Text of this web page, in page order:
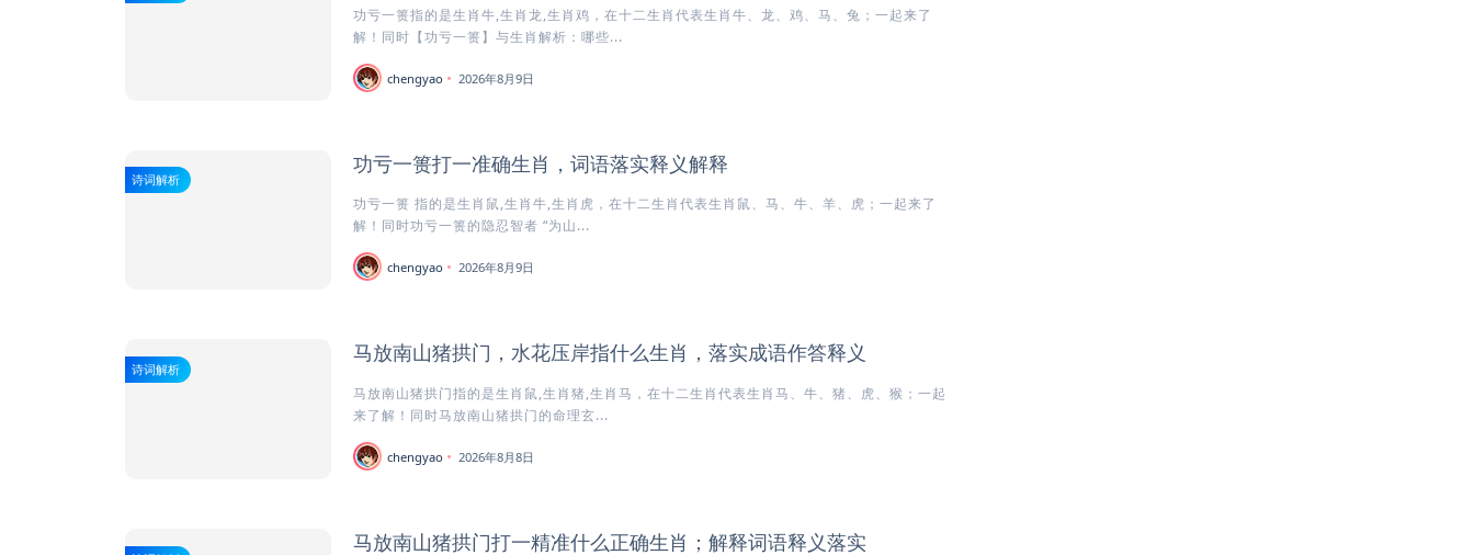
功亏一篑指的是生肖牛,生肖龙,生肖鸡，在十二生肖代表生肖牛、龙、鸡、马、兔；一起来了
解！同时【功亏一篑】与生肖解析：哪些...
chengyao 2026年8月9日
诗词解析
功亏一篑打一准确生肖，词语落实释义解释
功亏一篑 指的是生肖鼠,生肖牛,生肖虎，在十二生肖代表生肖鼠、马、牛、羊、虎；一起来了
解！同时功亏一篑的隐忍智者 “为山...
chengyao 2026年8月9日
诗词解析
马放南山猪拱门，水花压岸指什么生肖，落实成语作答释义
马放南山猪拱门指的是生肖鼠,生肖猪,生肖马，在十二生肖代表生肖马、牛、猪、虎、猴；一起
来了解！同时马放南山猪拱门的命理玄...
chengyao 2026年8月8日
马放南山猪拱门打一精准什么正确生肖；解释词语释义落实